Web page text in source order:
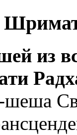
из
шеша